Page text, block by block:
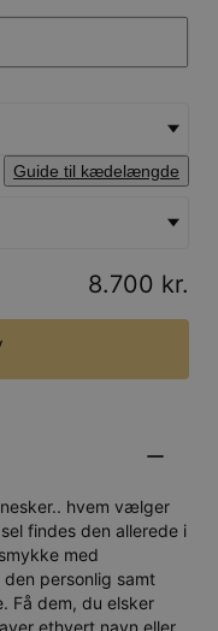
Guide til kædelængde
8.700 kr.
hvem vælger
findes den allerede i
med
den personlig samt
Få dem, du elsker